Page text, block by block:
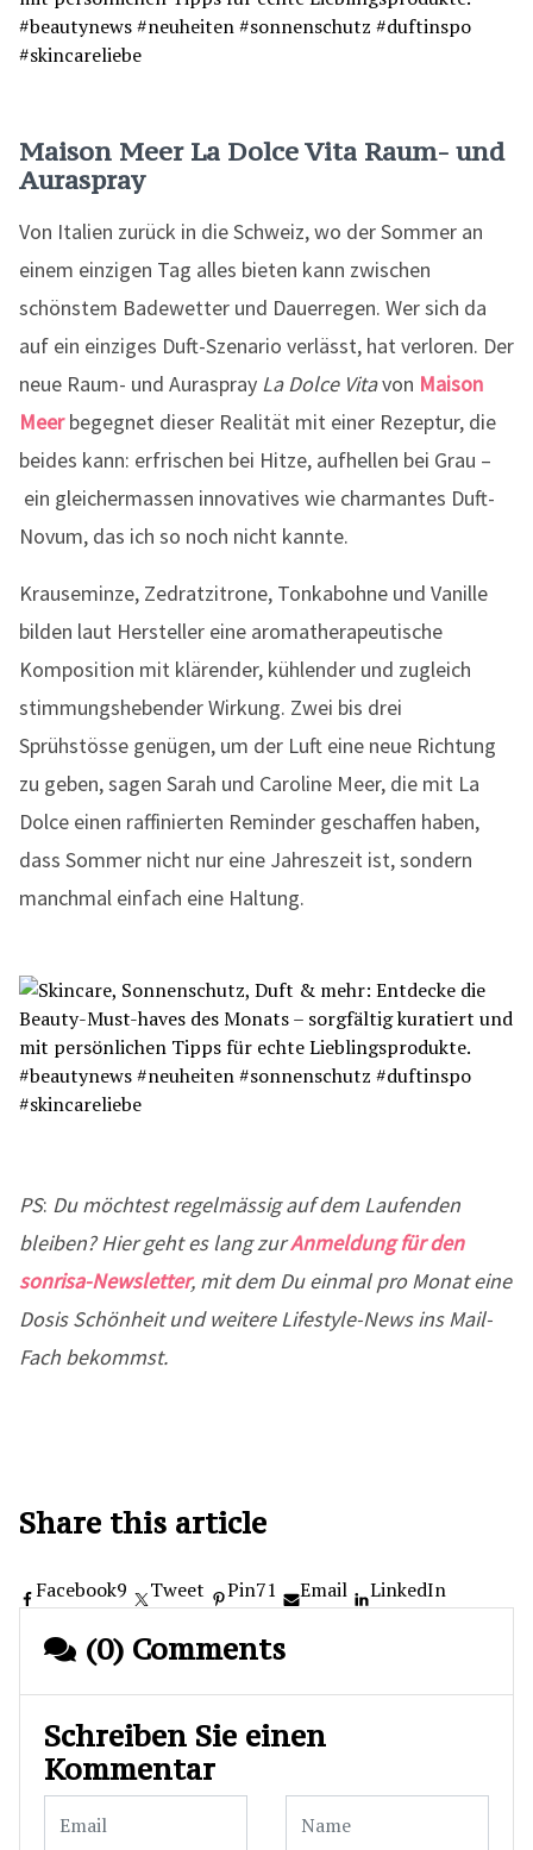
Maison Meer La Dolce Vita Raum- und
Auraspray
Von Italien zurück in die Schweiz, wo der Sommer an
einem einzigen Tag alles bieten kann zwischen
schönstem Badewetter und Dauerregen. Wer sich da
auf ein einziges Duft-Szenario verlässt, hat verloren. Der
neue Raum- und Auraspray La Dolce Vitavon Maison
Meerbegegnet dieser Realität mit einer Rezeptur, die
beides kann: erfrischen bei Hitze, aufhellen bei Grau –
ein gleichermassen innovatives wie charmantes Duft-
Novum, das ich so noch nicht kannte.
Krauseminze, Zedratzitrone, Tonkabohne und Vanille
bilden laut Hersteller eine aromatherapeutische
Komposition mit klärender, kühlender und zugleich
stimmungshebender Wirkung. Zwei bis drei
Sprühstösse genügen, um der Luft eine neue Richtung
zu geben, sagen Sarah und Caroline Meer, die mit La
Dolce einen raffinierten Reminder geschaffen haben,
dass Sommer nicht nur eine Jahreszeit ist, sondern
manchmal einfach eine Haltung.
PS: Du möchtest regelmässig auf dem Laufenden
bleiben? Hier geht es lang zurAnmeldung für den
sonrisa-Newsletter, mit dem Du einmal pro Monat eine
Dosis Schönheit und weitere Lifestyle-News ins Mail-
Fach bekommst.
Share this article
Facebook9 Tweet Pin71 Email LinkedIn
(0) Comments
Schreiben Sie einen
Kommentar